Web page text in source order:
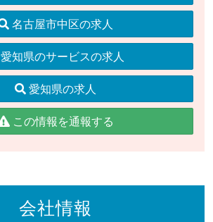
名古屋市中区の求人
愛知県のサービスの求人
愛知県の求人
この情報を通報する
会社情報